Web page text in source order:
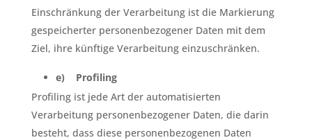
Einschränkung der Verarbeitung ist die Markierung
gespeicherter personenbezogener Daten mit dem
Ziel, ihre künftige Verarbeitung einzuschränken.
e) Profiling
Profiling ist jede Art der automatisierten
Verarbeitung personenbezogener Daten, die darin
besteht, dass diese personenbezogenen Daten